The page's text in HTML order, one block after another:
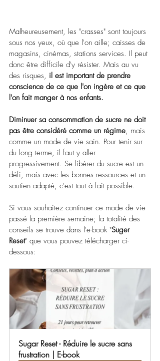
Malheureusement, les "crasses" sont toujours
sous nos yeux, où que l'on aille; caisses de
magasins, cinémas, stations services. Il peut
donc être difficile d'y résister. Mais au vu
des risques, il est important de prendre
conscience de ce que l'on ingère et ce que
l'on fait manger à nos enfants.
Diminuer sa consommation de sucre ne doit
pas être considéré comme un régime, mais
comme un mode de vie sain. Pour tenir sur
du long terme, il faut y aller
progressivement. Se libérer du sucre est un
défi, mais avec les bonnes ressources et un
soutien adapté, c'est tout à fait possible.
Si vous souhaitez continuer ce mode de vie
passé la première semaine; la totalité des
conseils se trouve dans l'e-book "Suger
Reset" que vous pouvez télécharger ci-
dessous:
Sugar Reset - Réduire le sucre sans
frustration | E-book